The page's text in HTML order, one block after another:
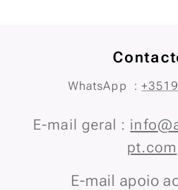
WhatsApp :
E-mail geral :
pt.com
E-mail apoio